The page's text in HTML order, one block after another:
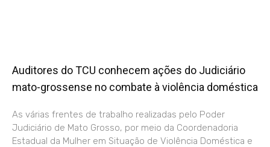
Auditores do TCU conhecem ações do Judiciário
mato-grossense no combate à violência doméstica
As várias frentes de trabalho realizadas pelo Poder
Judiciário de Mato Grosso, por meio da Coordenadoria
Estadual da Mulher em Situação de Violência Doméstica e